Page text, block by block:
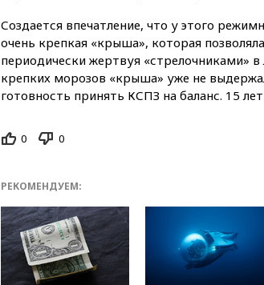
Создается впечатление, что у этого
очень крепкая «крыша», которая
периодически жертвуя «стрелочниками»
крепких морозов «крыша» уже не
готовность принять КСПЗ на баланс. 15
0 0
РЕКОМЕНДУЕМ: